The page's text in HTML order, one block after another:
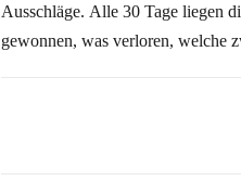
Ausschläge. Alle 30 Tage liegen
gewonnen, was verloren, welche